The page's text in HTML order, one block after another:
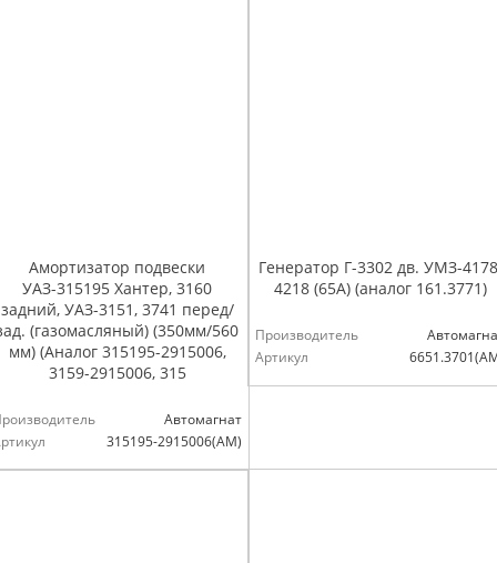
Амортизатор подвески
УАЗ-315195 Хантер, 3160
задний, УАЗ-3151, 3741 перед/
(газомасляный) (350мм/560
мм) (Аналог 315195-2915006,
3159-2915006, 315
Автомагнат
315195-2915006(АМ)
Генератор Г-3302 дв. УМЗ-
4218 (65А) (аналог 161.3771)
Производитель
Артикул